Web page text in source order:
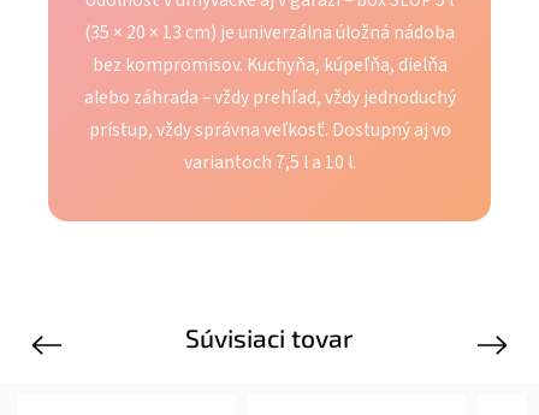
(35 × 20 × 13 cm) je univerzálna úložná nádoba
bez kompromisov. Kuchyňa, kúpeľňa, dielňa
alebo záhrada – vždy prehľad, vždy jednoduchý
prístup, vždy správna veľkosť. Dostupný aj vo
variantoch 7,5 l a 10 l.
Súvisiaci tovar
Previous Next